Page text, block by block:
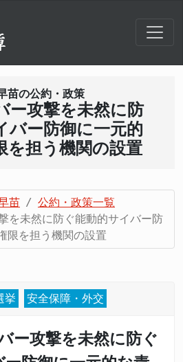
苗の公約・政策
ー攻撃を未然に防
バー防御に一元的
を担う機関の設置
苗
公約・政策一覧
を未然に防ぐ能動的サイバー防
限を担う機関の設置
挙 安全保障・外交
ー攻撃を未然に防ぐ